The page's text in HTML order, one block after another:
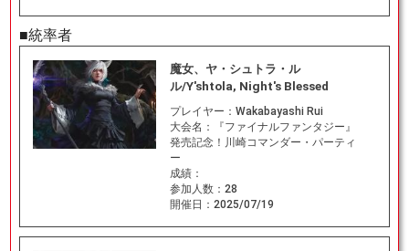
■統率者
魔女、ヤ・シュトラ・ル
ル/Y'shtola, Night's Blessed
プレイヤー： Wakabayashi Rui
大会名：
『ファイナルファンタジー』
発売記念！川崎コマンダー・パーティ
ー
成績：
参加人数： 28
開催日： 2025/07/19